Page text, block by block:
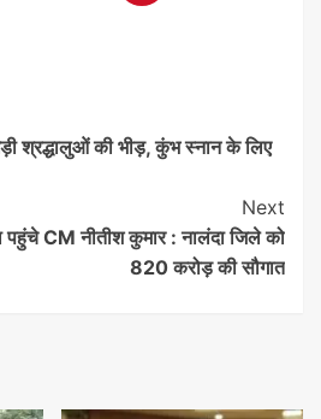
श्रद्धालुओं की भीड़, कुंभ स्नान के लिए
Next
पहुंचे CM नीतीश कुमार : नालंदा जिले को
820 करोड़ की सौगात